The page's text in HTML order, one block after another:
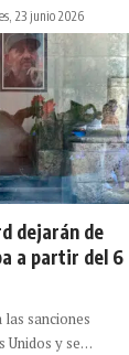
23 junio 2026
dejarán de
a partir del 6
las sanciones
Unidos y se…